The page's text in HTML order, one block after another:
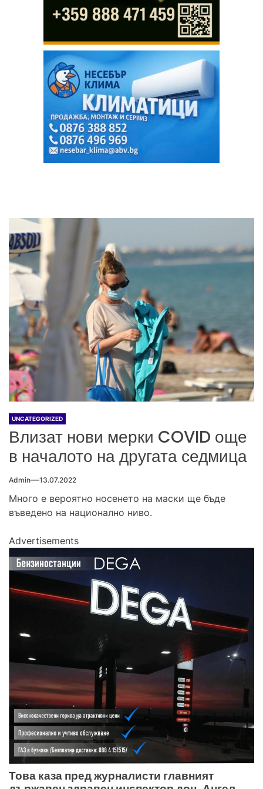
UNCATEGORIZED
Влизат нови мерки COVID още
в началото на другата седмица
Admin 13.07.2022
Много е вероятно носенето на маски ще бъде
въведено на национално ниво.
Advertisements
Това каза пред журналисти главният